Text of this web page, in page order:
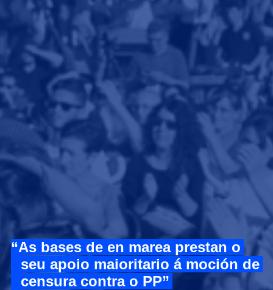
As bases de en marea prestan o
seu apoio maioritario á moción de
censura contra o PP